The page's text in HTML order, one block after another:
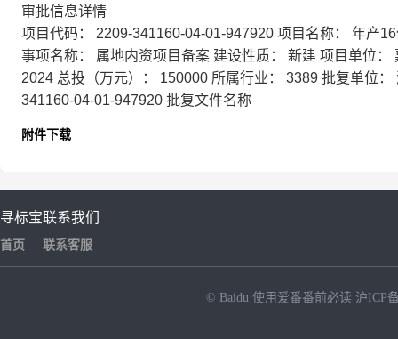
审批信息详情
项目代码：
2209-341160-04-01-947920 项目名称：
年产
事项名称：
属地内资项目备案 建设性质： 新建 项目单位：
2024 总投（万元）： 150000 所属行业： 3389 批复单位：
341160-04-01-947920 批复文件名称
附件下载
寻标宝
首页
联系我们
联系客服
© Baidu 使用爱番番前必读 沪ICP